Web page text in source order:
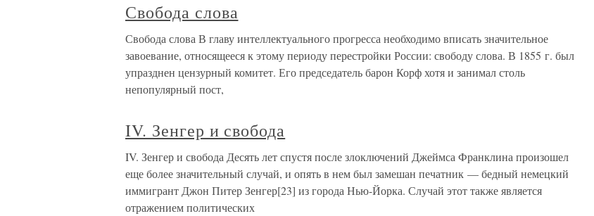
Свобода слова
Свобода слова В главу интеллектуального прогресса необходимо вписать значительное
завоевание, относящееся к этому периоду перестройки России: свободу слова. В 1855 г. был
упразднен цензурный комитет. Его председатель барон Корф хотя и занимал столь
непопулярный пост,
IV. Зенгер и свобода
IV. Зенгер и свобода Десять лет спустя после злоключений Джеймса Франклина произошел
еще более значительный случай, и опять в нем был замешан печатник — бедный немецкий
иммигрант Джон Питер Зенгер[23] из города Нью-Йорка. Случай этот также является
отражением политических